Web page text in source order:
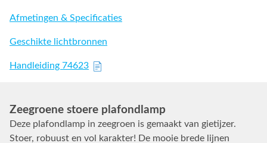
Afmetingen & Specificaties
Geschikte lichtbronnen
Handleiding 74623
Zeegroene stoere plafondlamp
Deze plafondlamp in zeegroen is gemaakt van gietijzer.
Stoer, robuust en vol karakter! De mooie brede lijnen